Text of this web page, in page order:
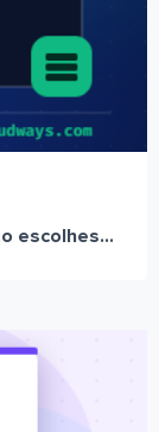
escolhes...